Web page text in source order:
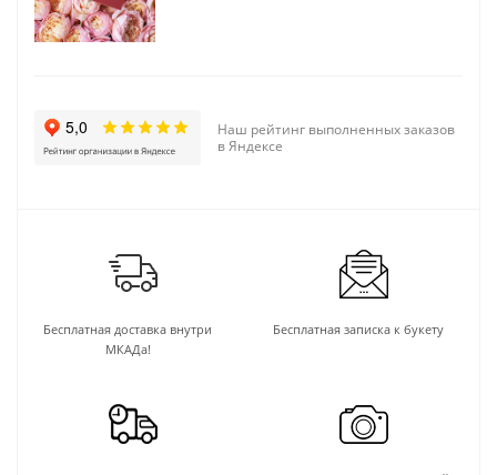
Наш рейтинг выполненных заказов
в Яндексе
Бесплатная доставка внутри
МКАДа!
Бесплатная записка к букету